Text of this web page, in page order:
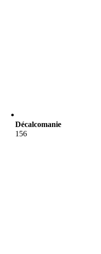
Décalcomanie
156